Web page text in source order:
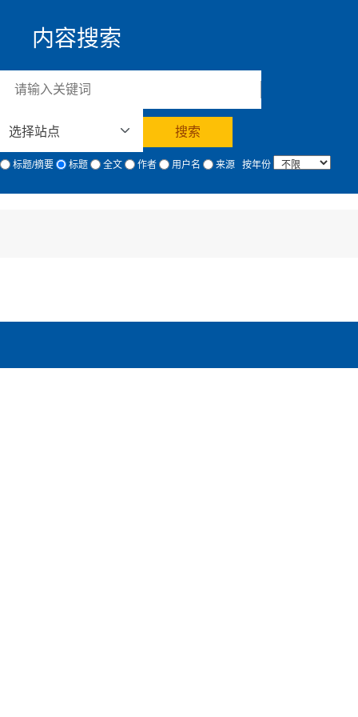
内容搜索
标题/摘要 标题 全文 作者 用户名 来源 按年份